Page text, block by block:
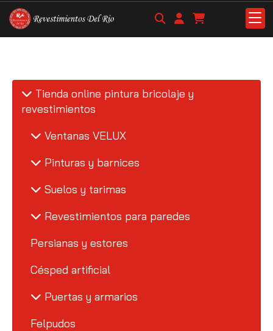
Tienda online pintura bricolaje y
revestimientos
Ventanas VELUX
Pinturas y barnices
Suelos y tarimas
Revestimientos para paredes
Persianas y estores
Césped artificial
Puertas y armarios
Felpudos